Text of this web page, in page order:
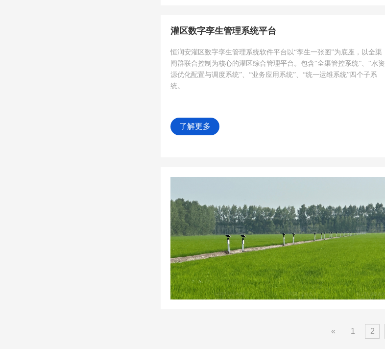
灌区数字孪生管理系统平台
恒润安灌区数字孪生管理系统软件平台以“孪生一张图”为底座，以全渠
闸群联合控制为核心的灌区综合管理平台。包含“全渠管控系统”、“水资
源优化配置与调度系统”、“业务应用系统”、“统一运维系统”四个子系
统。
了解更多
« 1 2